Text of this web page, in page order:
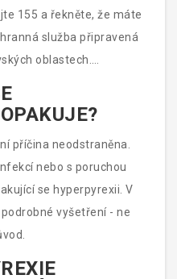
155 a řekněte, že máte
služba připravená
oblastech.
s prvními kroky
příčina neodstraněna.
nebo s poruchou
se hyperpyrexii. V
vyšetření - ne